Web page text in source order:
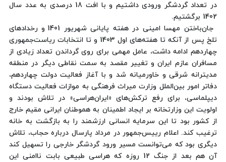
در تعداد گردشگر ورودی داشتیم و با افت 18 درصدی به عدد سال
1402 برگشتیم.
جان‌باختن مهسا امینی در هفته پایانی شهریور 1401 و رخدادهای
تلخ پس از آنکه تا هفته‌های اول 1403 و تا انتخابات ریاست‌جمهوری
چهاردهم ادامه داشت، عامل مهمی برای روی گرداندن تعداد زیادی از
مسافران عازم ایران و تغییر مقصد به سمت نقاطی دیگر در منطقه
مدیترانه شرقی و خاورمیانه شد و با آغاز فعالیت دولت چهاردهم،
دفاتر امور بین‌الملل وزارت میراث فرهنگی به موازات فعالیت دستگاه
دیپلماسی، برای رفع ترکش‌های «ایران‌هراسی» در تلاش بودند و
اولویت این وزارتخانه بر ایجاد اطمینان به هموطنان ایرانی مقیم خارج
از کشور بود تا این سرمایه انسانی ارزشمند را به بازگشت به خانه
ترغیب کند. اعلام رییس‌جمهور در مرداد پارسال درباره حجاب، تلاش
دیگری بود که می‌توانست مسیر ورود گردشگر خارجی را تسهیل کند
آن هم بعد از جنگ 12 روزه که هراسی طبیعی بابت ناامنی این